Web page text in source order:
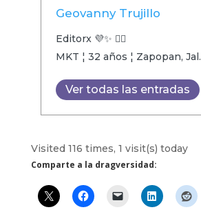
Geovanny Trujillo
Editorx 💜✨ 🏳️‍🌈
MKT ¦ 32 años ¦ Zapopan, Jal.
Ver todas las entradas
Visited 116 times, 1 visit(s) today
Comparte a la dragversidad: